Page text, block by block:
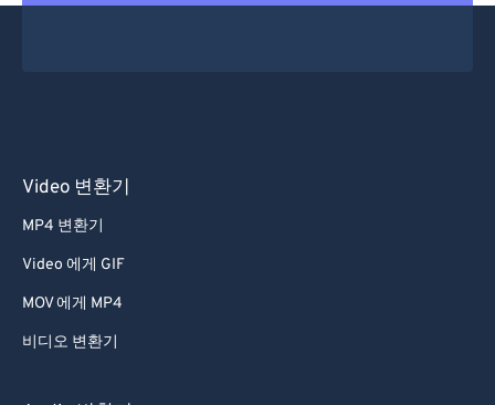
Video 변환기
MP4 변환기
Video 에게 GIF
MOV 에게 MP4
비디오 변환기